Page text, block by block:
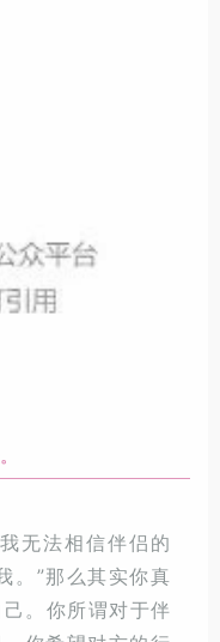
无法相信伴侣的
。”那么其实你真
。你所谓对于伴